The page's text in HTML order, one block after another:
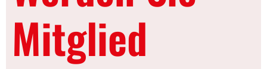
Mitglied